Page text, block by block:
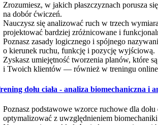
Zrozumiesz, w jakich płaszczyznach porusza
na dobór ćwiczeń.
Nauczysz się analizować ruch w trzech
projektować bardziej zróżnicowane i
Poznasz zasady logicznego i spójnego
o kierunek ruchu, funkcję i pozycję wyjściową.
Zyskasz umiejętność tworzenia planów, które
i Twoich klientów — również w treningu
dołu ciała - analiza biomechaniczna i
Poznasz podstawowe wzorce ruchowe dla dołu
optymalizować z uwzględnieniem